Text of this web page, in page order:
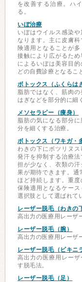
を改善する治療。ハ
る。
いぼ治療
いぼはウイルス感染
なります。主に皮膚
険適用となることが多
接触により広がるた
によるいぼは美容目
どの自費診療となるこ
ボトックス（ふくらは
脂肪ではなく、筋肉
はぎなどを部分的に細
メソセラピー（痩身）
脂肪の気になる部分
分を細くする治療。
ボトックス（ワキガ・
わきの下にボツリヌ
発汗を抑制する治療
担が少なく、衣類の
果が期待できます。通
ほど持続します。重
保険適用となるケー
選択肢として選ばれて
レーザー脱毛（わきの
高出力の医療用レーザ
レーザー脱毛（腕）
高出力の医療用レーザ
レーザー脱毛（ビキニ
高出力の医療用レー
す脱毛法。
レーザー脱毛（足）